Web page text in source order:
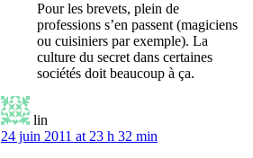
Pour les brevets, plein de
professions s’en passent (magiciens
ou cuisiniers par exemple). La
culture du secret dans certaines
sociétés doit beaucoup à ça.
lin
24 juin 2011 at 23 h 32 min